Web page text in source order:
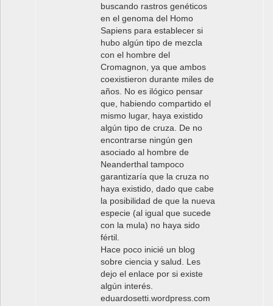
buscando rastros genéticos
en el genoma del Homo
Sapiens para establecer si
hubo algún tipo de mezcla
con el hombre del
Cromagnon, ya que ambos
coexistieron durante miles de
años. No es ilógico pensar
que, habiendo compartido el
mismo lugar, haya existido
algún tipo de cruza. De no
encontrarse ningún gen
asociado al hombre de
Neanderthal tampoco
garantizaría que la cruza no
haya existido, dado que cabe
la posibilidad de que la nueva
especie (al igual que sucede
con la mula) no haya sido
fértil.
Hace poco inicié un blog
sobre ciencia y salud. Les
dejo el enlace por si existe
algún interés.
eduardosetti.wordpress.com